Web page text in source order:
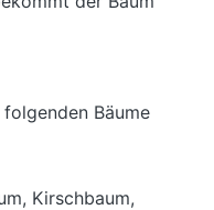
Bäume
Kirschbaum,